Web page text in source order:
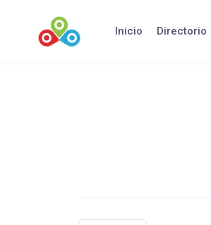
contenido
Inicio Directorio